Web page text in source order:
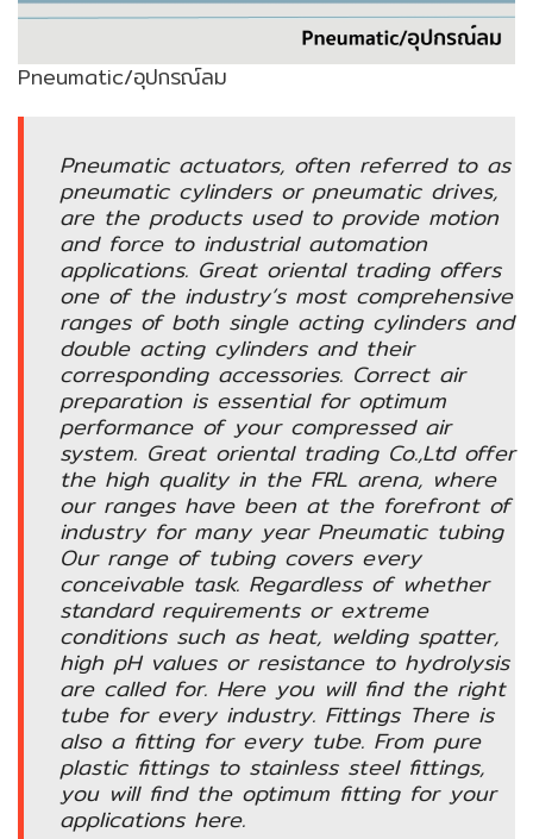
ป้องกัน
INSTRUMENT
AUTOMATIONS
(อุปกรณ์
ระบบ
อัตโนมัติ)
เครื่อง
คุณภาพ
เซ็นเซอร์
(Water
Analyzer
Sensors)
BLOWER
PNEUMATIC
Pneumatic/อุปกรณ์ลม
Pneumatic actuators, often referred to as
pneumatic cylinders or pneumatic drives,
are the products used to provide motion
and force to industrial automation
applications. Great oriental trading offers
one of the industry’s most comprehensive
ranges of both single acting cylinders and
double acting cylinders and their
corresponding accessories. Correct air
preparation is essential for optimum
performance of your compressed air
system. Great oriental trading Co.,Ltd offer
the high quality in the FRL arena, where
our ranges have been at the forefront of
industry for many year Pneumatic tubing
Our range of tubing covers every
conceivable task. Regardless of whether
standard requirements or extreme
conditions such as heat, welding spatter,
high pH values or resistance to hydrolysis
are called for. Here you will find the right
tube for every industry. Fittings There is
also a fitting for every tube. From pure
plastic fittings to stainless steel fittings,
you will find the optimum fitting for your
applications here.